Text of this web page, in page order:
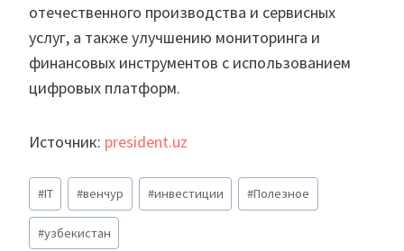
отечественного производства и сервисных
услуг, а также улучшению мониторинга и
финансовых инструментов с использованием
цифровых платформ.
Источник: president.uz
Метки
записи:
#IT #венчур #инвестиции #Полезное
#узбекистан